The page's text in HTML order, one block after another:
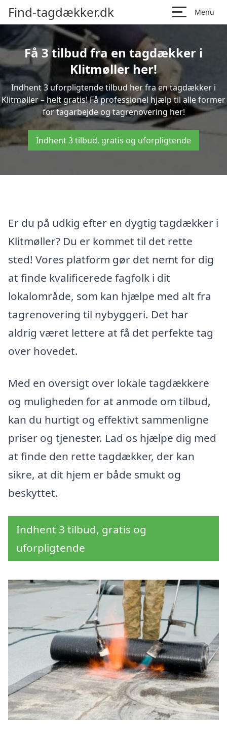
Find-tagdækker.dk Menu
Få 3 tilbud fra en tagdækker i
Klitmøller her!
Indhent 3 uforpligtende tilbud her fra en tagdækker i
Klitmøller – helt gratis! Få professionel hjælp til alle former
for tagarbejde og tagrenovering her!
Indhent 3 tilbud, gratis og uforpligtende
Er du på udkig efter en dygtig tagdækker i
Klitmøller? Du er kommet til det rette
sted! Vores platform gør det nemt for dig
at finde kvalificerede fagfolk i dit
lokalområde, som kan hjælpe med alt fra
tagrenovering til nybyggeri. Det har
aldrig været lettere at få det perfekte tag
over hovedet.
Med en oversigt over lokale tagdækkere
og muligheden for at anmode om tilbud,
kan du hurtigt og effektivt sammenligne
priser og tjenester. Lad os hjælpe dig med
at finde den rette tagdækker, der kan
sikre, at dit hjem er både smukt og
beskyttet.
Indhent 3 tilbud, gratis og
uforpligtende